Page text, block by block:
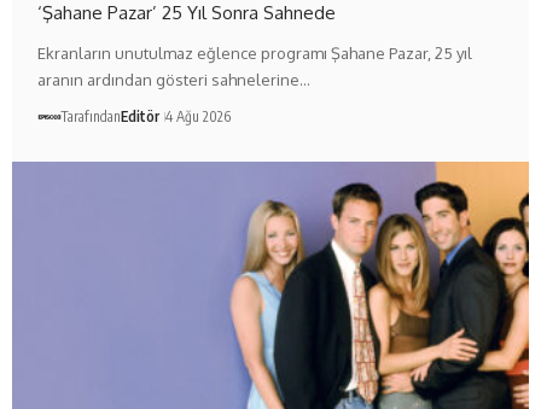
‘Şahane Pazar’ 25 Yıl Sonra Sahnede
Ekranların unutulmaz eğlence programı Şahane Pazar, 25 yıl
aranın ardından gösteri sahnelerine…
TarafındanEditör 4 Ağu 2026